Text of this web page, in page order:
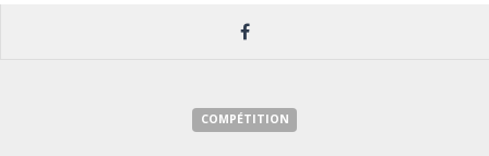
COMPÉTITION